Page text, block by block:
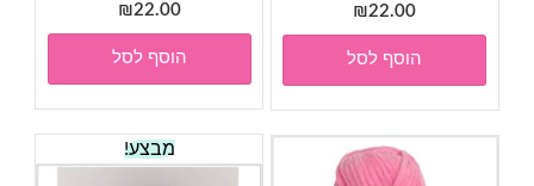
₪22.00
הוסף לסל
₪22.00
הוסף לסל
מבצע!